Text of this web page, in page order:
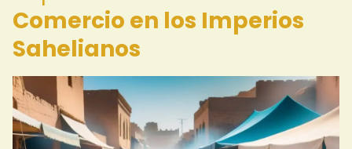
Comercio en los Imperios
Sahelianos